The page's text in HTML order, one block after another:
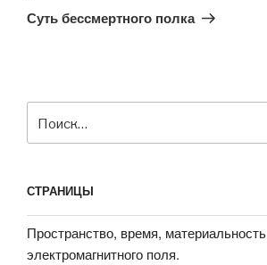
запись
Суть бессмертного полка
СТРАНИЦЫ
Пространство, время, материальность
электромагнитного поля.